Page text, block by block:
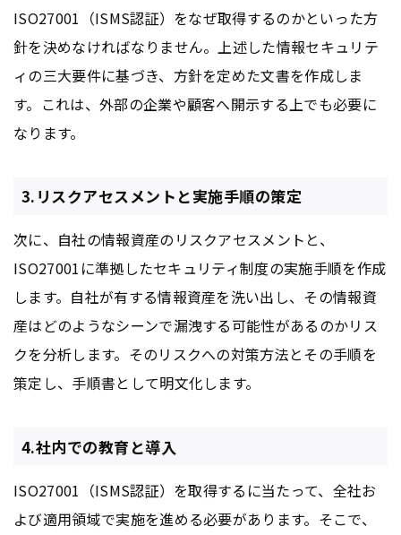
ISO27001（ISMS認証）をなぜ取得するのかといった方
針を決めなければなりません。上述した情報セキュリテ
ィの三大要件に基づき、方針を定めた文書を作成しま
す。これは、外部の企業や顧客へ開示する上でも必要に
なります。
3.リスクアセスメントと実施手順の策定
次に、自社の情報資産のリスクアセスメントと、
ISO27001に準拠したセキュリティ制度の実施手順を作成
します。自社が有する情報資産を洗い出し、その情報資
産はどのようなシーンで漏洩する可能性があるのかリス
クを分析します。そのリスクへの対策方法とその手順を
策定し、手順書として明文化します。
4.社内での教育と導入
ISO27001（ISMS認証）を取得するに当たって、全社お
よび適用領域で実施を進める必要があります。そこで、